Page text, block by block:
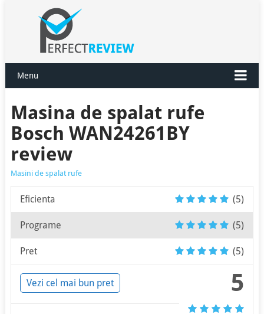
Menu
Masina de spalat rufe
Bosch WAN24261BY
review
Masini de spalat rufe
Eficienta (5)
Programe (5)
Pret (5)
5
Vezi cel mai bun pret